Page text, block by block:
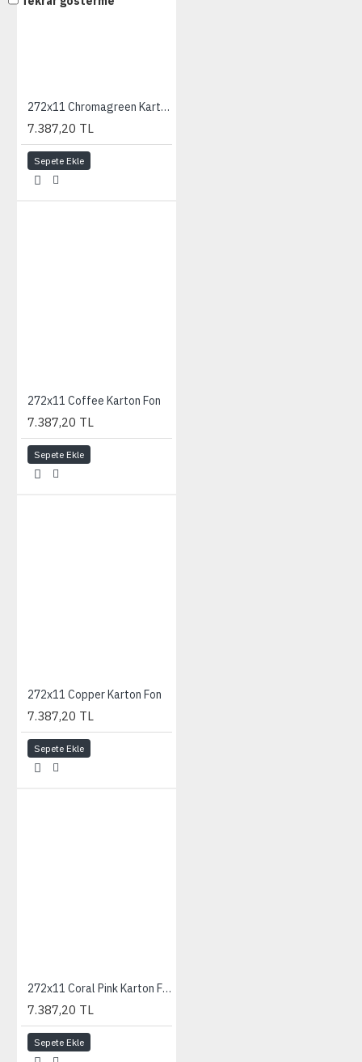
272x11 Chromagreen Karton Fon
7.387,20 TL
Sepete Ekle
272x11 Coffee Karton Fon
7.387,20 TL
Sepete Ekle
272x11 Copper Karton Fon
7.387,20 TL
Sepete Ekle
272x11 Coral Pink Karton Fon
7.387,20 TL
Sepete Ekle